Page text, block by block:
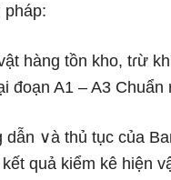
pháp:
tồn kho, tɾừ
đoạn A1 – A3 Chuẩn
∨à thủ tục của
quả kiểm kê hiện